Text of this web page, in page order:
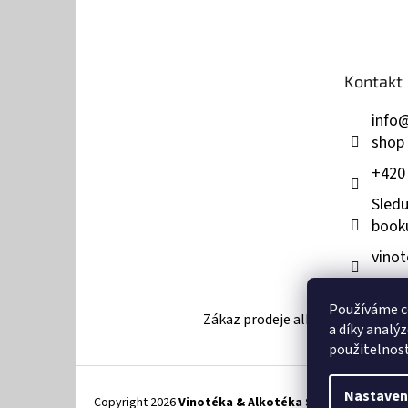
Používáme
a díky
Kontakt
info
shop
Zákaz prodeje alkoholu
Copyright 2026Vinotéka & Alkotéka Style . Všechna